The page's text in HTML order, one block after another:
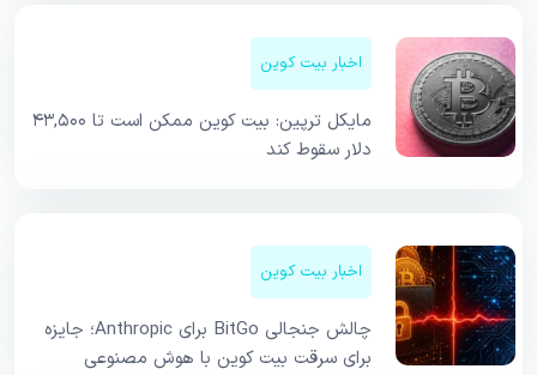
اخبار بیت کوین
مایکل ترپین: بیت کوین ممکن است تا ۴۳,۵۰۰
دلار سقوط کند
اخبار بیت کوین
چالش جنجالی BitGo برای Anthropic؛ جایزه
برای سرقت بیت کوین با هوش مصنوعی